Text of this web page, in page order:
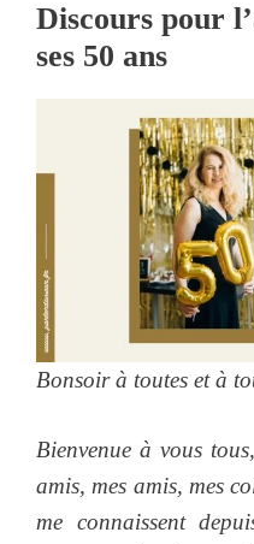
Discours pour
ses 50 ans
Bonsoir à toutes et à
Bienvenue à vous
amis, mes amis, mes
me connaissent